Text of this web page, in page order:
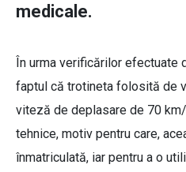
medicale.
În urma verificărilor efectuate
faptul că trotineta folosită de
viteză de deplasare de 70
tehnice, motiv pentru care,
înmatriculată, iar pentru a o